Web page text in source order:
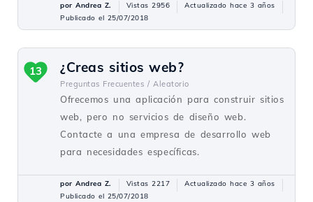
por Andrea Z. Vistas 2956
Actualizado hace 3 años
Publicado el 25/07/2018
¿Creas sitios web?
Preguntas Frecuentes / Aleatorio
Ofrecemos una aplicación para construir sitios
web, pero no servicios de diseño web.
Contacte a una empresa de desarrollo web
para necesidades específicas.
13
por Andrea Z. Vistas 2217
Actualizado hace 3 años
Publicado el 25/07/2018